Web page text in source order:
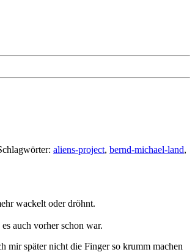
aliens-project, bernd-michael-land,
wackelt oder dröhnt.
auch vorher schon war.
mir später nicht die Finger so krumm machen